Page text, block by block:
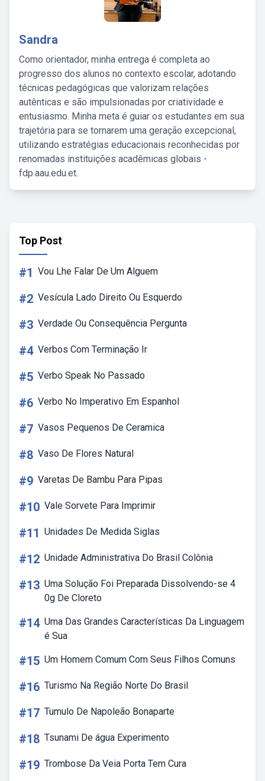
Sandra
Como orientador, minha entrega é completa ao
progresso dos alunos no contexto escolar, adotando
técnicas pedagógicas que valorizam relações
autênticas e são impulsionadas por criatividade e
entusiasmo. Minha meta é guiar os estudantes em sua
trajetória para se tornarem uma geração excepcional,
utilizando estratégias educacionais reconhecidas por
renomadas instituições acadêmicas globais -
fdp.aau.edu.et.
Top Post
#1 Vou Lhe Falar De Um Alguem
#2 Vesícula Lado Direito Ou Esquerdo
#3 Verdade Ou Consequência Pergunta
#4 Verbos Com Terminação Ir
#5 Verbo Speak No Passado
#6 Verbo No Imperativo Em Espanhol
#7 Vasos Pequenos De Ceramica
#8 Vaso De Flores Natural
#9 Varetas De Bambu Para Pipas
#10 Vale Sorvete Para Imprimir
#11 Unidades De Medida Siglas
#12 Unidade Administrativa Do Brasil Colônia
#13 Uma Solução Foi Preparada Dissolvendo-se 4
0g De Cloreto
#14 Uma Das Grandes Características Da Linguagem
é Sua
#15 Um Homem Comum Com Seus Filhos Comuns
#16 Turismo Na Região Norte Do Brasil
#17 Tumulo De Napoleão Bonaparte
#18 Tsunami De água Experimento
#19 Trombose Da Veia Porta Tem Cura